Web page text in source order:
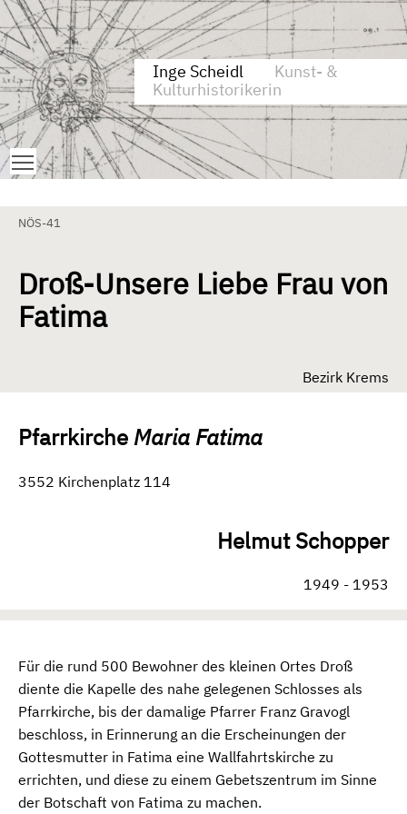
Zum Inhalt springen
Aktuelle Seite: Droß-Unsere Liebe Frau von Fatima
Inge Scheidl
Kunst- &
Kulturhistorikerin
Toggle main menu visibility
NÖS-41
Droß-Unsere Liebe Frau von
Fatima
Bezirk Krems
Pfarrkirche Maria Fatima
3552 Kirchenplatz 114
Helmut Schopper
1949 - 1953
Für die rund 500 Bewohner des kleinen Ortes Droß
diente die Kapelle des nahe gelegenen Schlosses als
Pfarrkirche, bis der damalige Pfarrer Franz Gravogl
beschloss, in Erinnerung an die Erscheinungen der
Gottesmutter in Fatima eine Wallfahrtskirche zu
errichten, und diese zu einem Gebetszentrum im Sinne
der Botschaft von Fatima zu machen.